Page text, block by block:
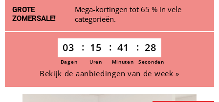
GROTE
ZOMERSALE!
Mega-kortingen tot 65 % in vele
categorieën.
03 15 41 28
Dagen Uren Minuten Seconden
Bekijk de aanbiedingen van de week »